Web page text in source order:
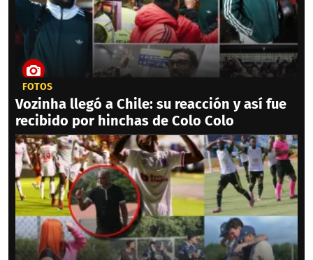
FOTOS
Vozinha llegó a Chile: su reacción y así fue
recibido por hinchas de Colo Colo